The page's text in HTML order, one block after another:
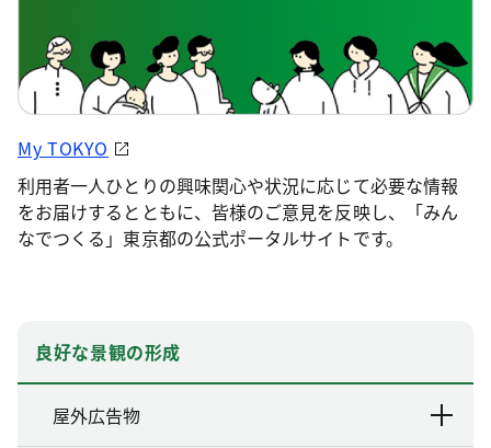
My TOKYO
利用者一人ひとりの興味関心や状況に応じて必要な情報
をお届けするとともに、皆様のご意見を反映し、「みん
なでつくる」東京都の公式ポータルサイトです。
良好な景観の形成
屋外広告物